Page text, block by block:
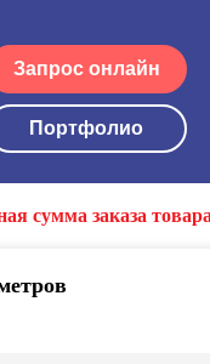
Запрос онлайн
Портфолио
сумма заказа